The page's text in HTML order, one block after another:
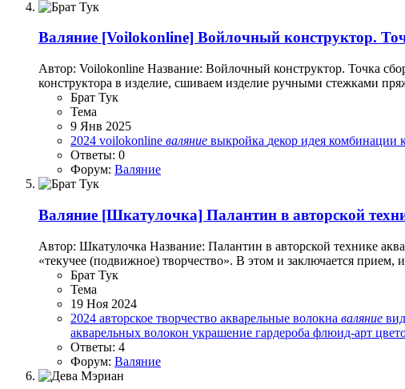
Валяние [Voilokonline] Войлочный конструктор.
Автор: Voilokonline Название: Войлочный конструктор. Точка
конструктора в изделие, сшиваем изделие ручными стежками
Брат Тук
Тема
9 Янв 2025
2024 voilokonline валяние выкройка декор идея комбинации
Ответы: 0
Форум: Валяние
Валяние [Шкатулочка] Палантин в авторской
Автор: Шкатулочка Название: Палантин в авторской технике
«текучее (подвижное) творчество». В этом и заключается
Брат Тук
Тема
19 Ноя 2024
2024 авторское творчество акварельные волокна валяние
акварельных волокон украшение гардероба флюид-арт
Ответы: 4
Форум: Валяние